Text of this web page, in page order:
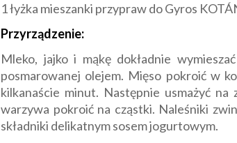
1 łyżka mieszanki przypraw do Gyros
Przyrządzenie:
Mleko, jajko i mąkę dokładnie
posmarowanej olejem. Mięso pokroić w
kilkanaście minut. Następnie usmażyć
warzywa pokroić na cząstki. Naleśniki
składniki delikatnym sosem jogurtowym.